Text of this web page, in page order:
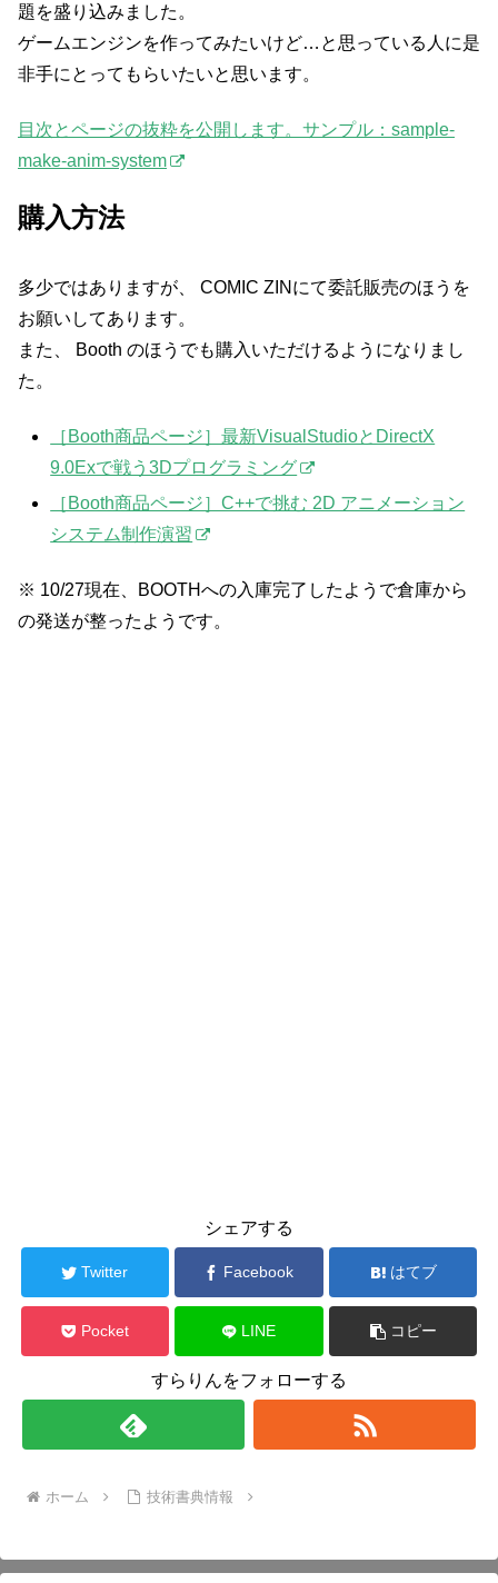
題を盛り込みました。
ゲームエンジンを作ってみたいけど…と思っている人に是
非手にとってもらいたいと思います。
目次とページの抜粋を公開します。サンプル：sample-
make-anim-system
購入方法
多少ではありますが、 COMIC ZINにて委託販売のほうを
お願いしてあります。
また、 Booth のほうでも購入いただけるようになりまし
た。
［Booth商品ページ］最新VisualStudioとDirectX
9.0Exで戦う3Dプログラミング
［Booth商品ページ］C++で挑む 2D アニメーション
システム制作演習
※ 10/27現在、BOOTHへの入庫完了したようで倉庫から
の発送が整ったようです。
シェアする
Twitter Facebook はてブ
Pocket LINE コピー
すらりんをフォローする
ホーム 技術書典情報